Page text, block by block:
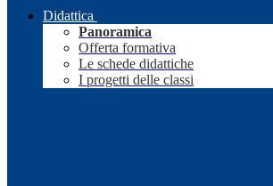
Didattica
Panoramica
Offerta formativa
Le schede didattiche
I progetti delle classi